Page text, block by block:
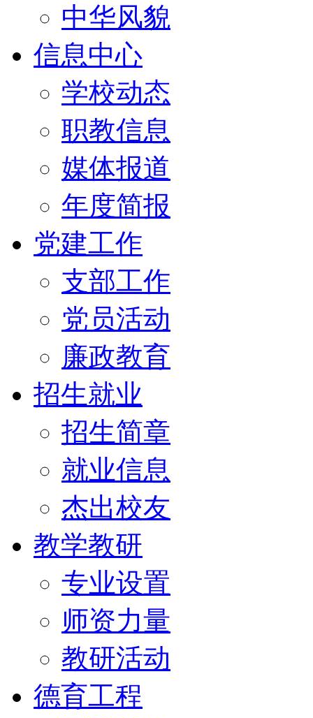
中华风貌
信息中心
学校动态
职教信息
媒体报道
年度简报
党建工作
支部工作
党员活动
廉政教育
招生就业
招生简章
就业信息
杰出校友
教学教研
专业设置
师资力量
教研活动
德育工程